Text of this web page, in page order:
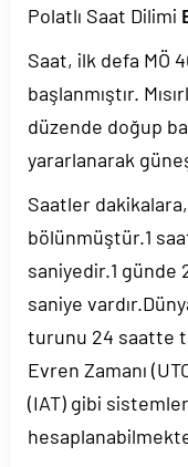
Polatlı Saat Dilimi
Saat, ilk defa MÖ
başlanmıştır.
düzende doğup
yararlanarak
Saatler
bölünmüştür.1
saniyedir.1 günde
saniye
turunu 24 saatte
Evren Zamanı
(IAT) gibi